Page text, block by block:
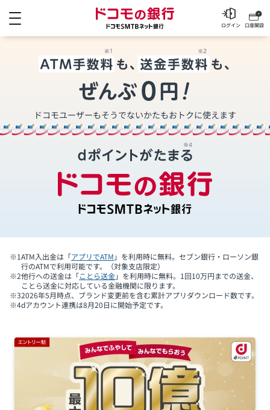
ドコモの銀行 ドコモ
口座開設
ログイン
ドコモユーザーもそうでないかたもおトクに使えます
※1ATM入出金は「アプリでATM 」を利用時に無料。セブン銀行・ローソン銀
行のATMで利用可能です。（対象支店限定）
※2他行への送金は「ことら送金」を利用時に無料。1回10万円までの送金、
ことら送金に対応している金融機関に限ります。
※32026年5月時点、ブランド変更前を含む累計アプリダウンロード数です。
※4dアカウント連携は8月20日に開始予定です。